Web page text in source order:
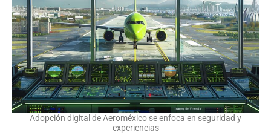
Adopción digital de Aeroméxico se enfoca en seguridad y
experiencias